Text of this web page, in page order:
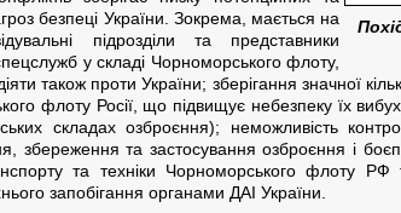
безпеці України. Зокрема, мається на
підрозділи та представники
у складі Чорноморського флоту,
також проти України; зберігання значної
флоту Росії, що підвищує небезпеку їх
складах озброєння); неможливість
збереження та застосування озброєння і
та техніки Чорноморського флоту
запобігання органами ДАІ України.